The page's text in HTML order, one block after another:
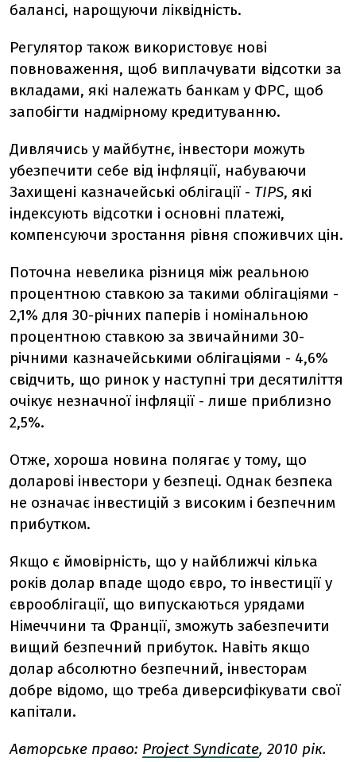
балансі, нарощуючи ліквідність.
Регулятор також використовує нові
повноваження, щоб виплачувати відсотки за
вкладами, які належать банкам у ФРС, щоб
запобігти надмірному кредитуванню.
Дивлячись у майбутнє, інвестори можуть
убезпечити себе від інфляції, набуваючи
Захищені казначейські облігації - TIPS, які
індексують відсотки і основні платежі,
компенсуючи зростання рівня споживчих цін.
Поточна невелика різниця між реальною
процентною ставкою за такими облігаціями -
2,1% для 30-річних паперів і номінальною
процентною ставкою за звичайними 30-
річними казначейськими облігаціями - 4,6%
свідчить, що ринок у наступні три десятиліття
очікує незначної інфляції - лише приблизно
2,5%.
Отже, хороша новина полягає у тому, що
доларові інвестори у безпеці. Однак безпека
не означає інвестицій з високим і безпечним
прибутком.
Якщо є ймовірність, що у найближчі кілька
років долар впаде щодо євро, то інвестиції у
єврооблігації, що випускаються урядами
Німеччини та Франції, зможуть забезпечити
вищий безпечний прибуток. Навіть якщо
долар абсолютно безпечний, інвесторам
добре відомо, що треба диверсифікувати свої
капітали.
Авторське право: Project Syndicate, 2010 рік.